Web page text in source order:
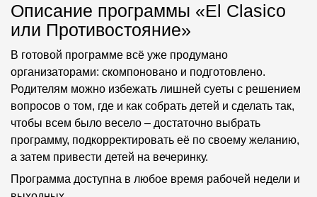
Описание программы «El Clasico
или Противостояние»
В готовой программе всё уже продумано
организаторами: скомпоновано и подготовлено.
Родителям можно избежать лишней суеты с решением
вопросов о том, где и как собрать детей и сделать так,
чтобы всем было весело – достаточно выбрать
программу, подкорректировать её по своему желанию,
а затем привести детей на вечеринку.
Программа доступна в любое время рабочей недели и